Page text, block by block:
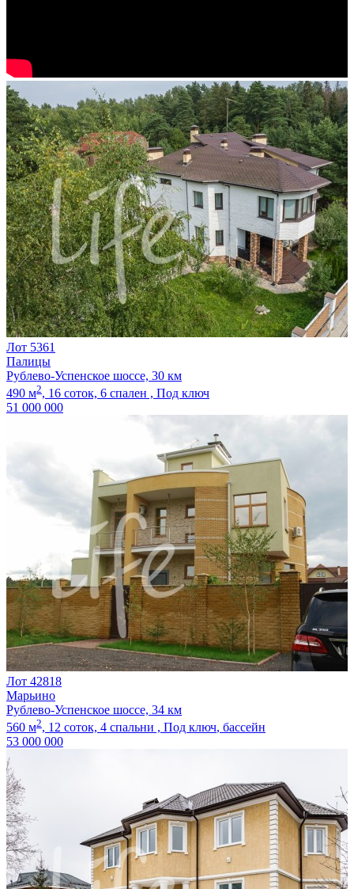
Лот 5361
Палицы
Рублево-Успенское шоссе, 30 км
490 м2, 16 соток, 6 спален , Под ключ
51 000 000
Лот 42818
Марьино
Рублево-Успенское шоссе, 34 км
560 м2, 12 соток, 4 спальни , Под ключ, бассейн
53 000 000